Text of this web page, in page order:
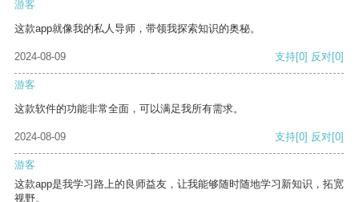
游客
这款app就像我的私人导师，带领我探索知识的奥秘。
2024-08-09 支持[0] 反对[0]
游客
这款软件的功能非常全面，可以满足我所有需求。
2024-08-09 支持[0] 反对[0]
游客
这款app是我学习路上的良师益友，让我能够随时随地学习新知识，拓宽
视野。